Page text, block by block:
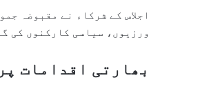
اجلاس کے شرکاء نے مقبوضہ
ورزیوں، سیاسی کارکنوں کی
بھارتی اقدامات